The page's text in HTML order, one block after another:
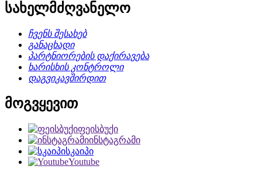
სახელმძღვანელო
ჩვენს შესახებ
განაცხადი
პარტნიორების დაქირავება
ხარისხის კონტროლი
დაგვიკავშირდით
მოგვყევით
ფეისბუქი
ინსტაგრამი
სკაიპი
Youtube